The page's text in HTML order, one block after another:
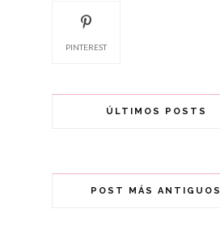
PINTEREST
ÚLTIMOS POSTS
POST MÁS ANTIGUOS